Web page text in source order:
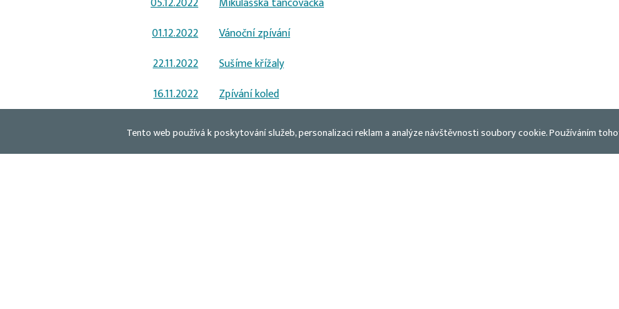
01.12.2022
Vánoční zpívání
22.11.2022
Sušíme křížaly
16.11.2022
Zpívání koled
08.11.2022
Podzimní tvoření
07.10.2022
Houbový týden
Tento web používá k poskytování služeb, personalizaci reklam a analýze návštěvnosti soubory cookie. Používáním